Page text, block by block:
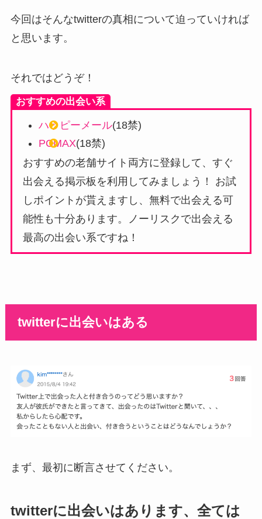
今回はそんなtwitterの真相について迫っていければ
と思います。
それではどうぞ！
おすすめの出会い系
ハッピーメール(18禁)
PCMAX(18禁)
おすすめの老舗サイト両方に登録して、すぐ
出会える掲示板を利用してみましょう！ お試
しポイントが貰えますし、無料で出会える可
能性も十分あります。ノーリスクで出会える
最高の出会い系ですね！
twitterに出会いはある
まず、最初に断言させてください。
twitterに出会いはあります、全ては